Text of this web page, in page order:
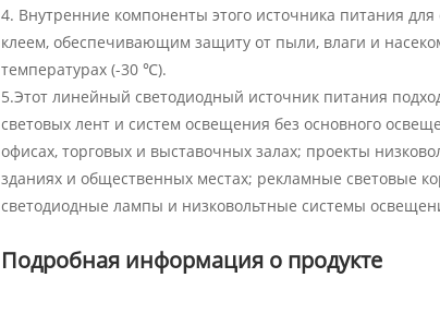
4. Внутренние компоненты этого источника питания
клеем, обеспечивающим защиту от пыли, влаги и
температурах (-30 ℃).
5.Этот линейный светодиодный источник питания
световых лент и систем освещения без основного
офисах, торговых и выставочных залах; проекты
зданиях и общественных местах; рекламные световые
светодиодные лампы и низковольтные системы
Подробная информация о продукте